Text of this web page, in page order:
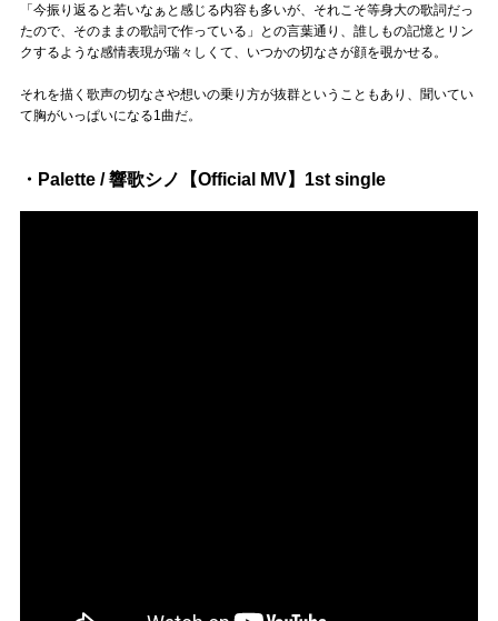
「今振り返ると若いなぁと感じる内容も多いが、それこそ等身大の歌詞だっ
たので、そのままの歌詞で作っている」との言葉通り、誰しもの記憶とリン
クするような感情表現が瑞々しくて、いつかの切なさが顔を覗かせる。
それを描く歌声の切なさや想いの乗り方が抜群ということもあり、聞いてい
て胸がいっぱいになる1曲だ。
・Palette / 響歌シノ【Official MV】1st single